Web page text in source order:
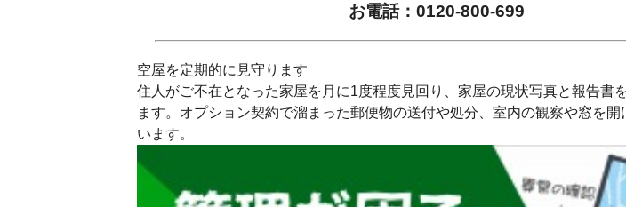
お電話：0120-800-699
空屋を定期的に見守ります
住人がご不在となった家屋を月に1度程度見回り、家屋の現状写真と報告書
ます。オプション契約で溜まった郵便物の送付や処分、室内の観察や窓を開
います。